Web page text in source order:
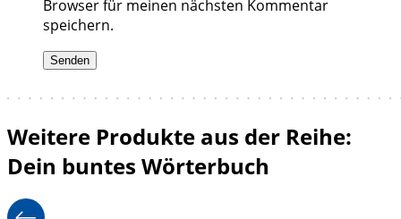
Browser für meinen nächsten Kommentar
speichern.
Weitere Produkte aus der Reihe:
Dein buntes Wörterbuch